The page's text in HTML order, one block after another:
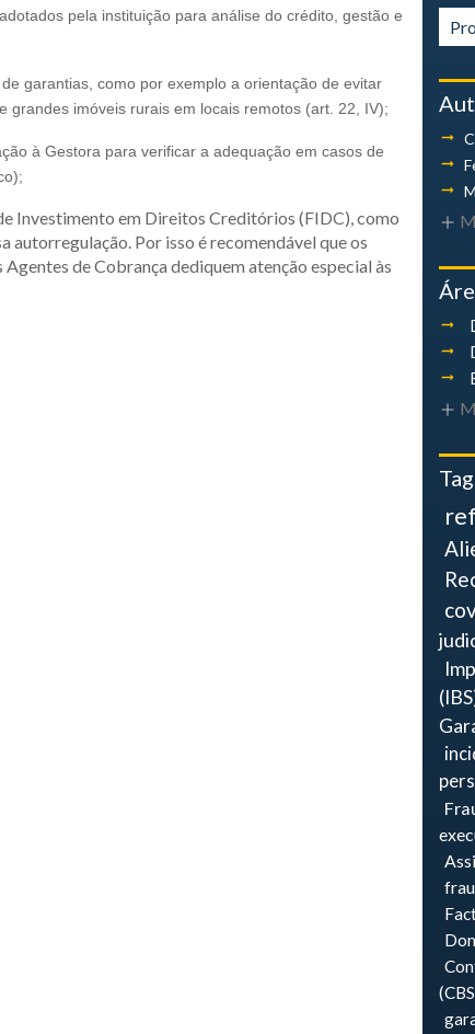
pela instituição para análise do crédito, gestão e
garantias, como por exemplo a orientação de evitar
grandes imóveis rurais em locais remotos (art. 22, IV);
à Gestora para verificar a adequação em casos de
Investimento em Direitos Creditórios (FIDC), como
autorregulação. Por isso é recomendável que os
de Cobrança dediquem atenção especial às